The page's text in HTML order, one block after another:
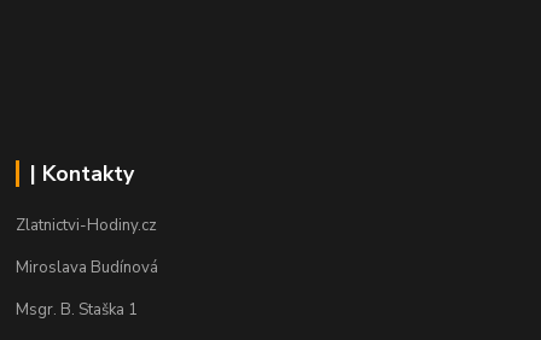
| Kontakty
Zlatnictvi-Hodiny.cz
Miroslava Budínová
Msgr. B. Staška 1